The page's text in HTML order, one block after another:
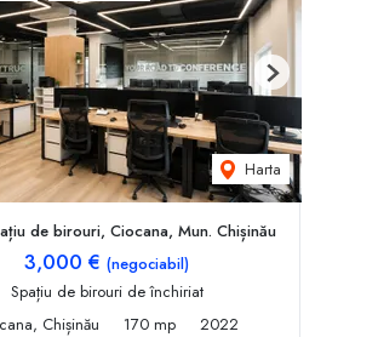
Harta
Next
de birouri, Ciocana, Mun. Chișinău
3,000 € (negociabil)
Spațiu de birouri de închiriat
Chișinău
170 mp
2022